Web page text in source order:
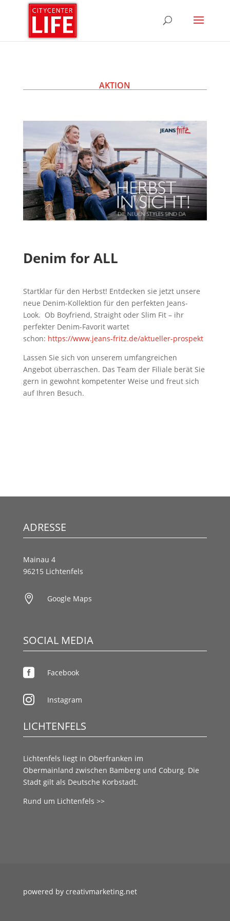
AKTION
Denim for ALL
Startklar für den Herbst! Entdecken sie jetzt unsere
neue Denim-Kollektion für den perfekten Jeans-
Look. Ob Boyfriend, Straight oder Slim Fit – ihr
perfekter Denim-Favorit wartet
schon: https://www.jeans-fritz.de/aktueller-prospekt
Lassen Sie sich von unserem umfangreichen
Angebot überraschen. Das Team der Filiale berät Sie
gern in gewohnt kompetenter Weise und freut sich
auf Ihren Besuch.
ADRESSE
Mainau 4
96215 Lichtenfels
 Google Maps
SOCIAL MEDIA
 Facebook
 Instagram
LICHTENFELS
Lichtenfels liegt in Oberfranken im
Obermainland zwischen Bambergund Coburg. Die
Stadt gilt als Deutsche Korbstadt.
Rund um Lichtenfels >>
powered by creativmarketing.net